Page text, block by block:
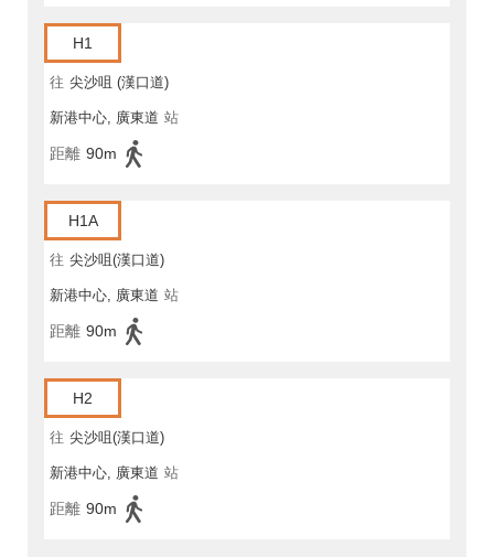
H1
往 尖沙咀 (漢口道)
新港中心, 廣東道 站
距離 90m
H1A
往 尖沙咀(漢口道)
新港中心, 廣東道 站
距離 90m
H2
往 尖沙咀(漢口道)
新港中心, 廣東道 站
距離 90m